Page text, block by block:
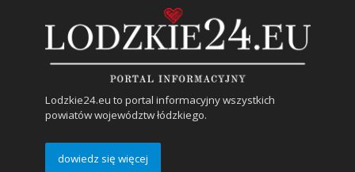
Lodzkie24.eu to portal informacyjny wszystkich
powiatów województw łódzkiego.
dowiedz się więcej